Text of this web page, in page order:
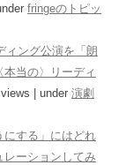
fringeのトピッ
ィング公演を「朗
当の〉リーディ
under 演劇
にする」にはどれ
ーションしてみ